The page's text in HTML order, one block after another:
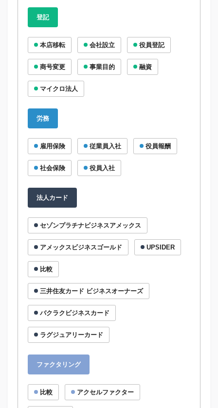
登記
本店移転 会社設立 役員登記
商号変更 事業目的 融資
マイクロ法人
労務
雇用保険 従業員入社 役員報酬
社会保険 役員入社
法人カード
セゾンプラチナビジネスアメックス
アメックスビジネスゴールド UPSIDER
比較
三井住友カード ビジネスオーナーズ
バクラクビジネスカード
ラグジュアリーカード
ファクタリング
比較 アクセルファクター